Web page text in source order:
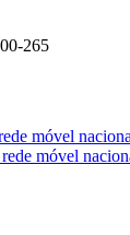
265
móvel
móvel